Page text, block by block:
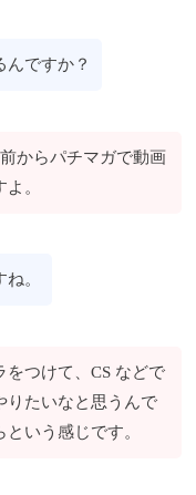
んですか？
からパチマガで動画
。
。
をつけて、CS などで
りたいなと思うんで
いう感じです。